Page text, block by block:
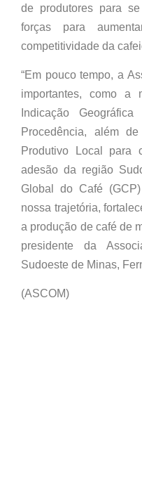
de produtores para
forças para
competitividade da
“Em pouco tempo, a
importantes, como a
Indicação
Procedência, além
Produtivo Local para
adesão da região
Global do Café
nossa trajetória,
a produção de café de
presidente da
Sudoeste de Minas,
(ASCOM)